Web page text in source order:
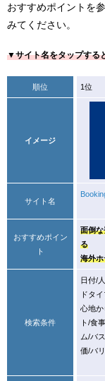
おすすめポイントを
みてください。
▼サイト名をタップする
順位 1位
イメージ
サイト名
おすすめポイン
ト
面倒
る
海外
検索条件
日付/
ドタ
心地か
ト/食
ム/バ
価/バ